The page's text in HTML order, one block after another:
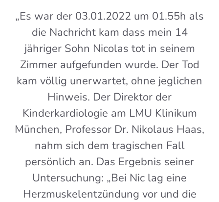
„Es war der 03.01.2022 um 01.55h als
die Nachricht kam dass mein 14
jähriger Sohn Nicolas tot in seinem
Zimmer aufgefunden wurde. Der Tod
kam völlig unerwartet, ohne jeglichen
Hinweis. Der Direktor der
Kinderkardiologie am LMU Klinikum
München, Professor Dr. Nikolaus Haas,
nahm sich dem tragischen Fall
persönlich an. Das Ergebnis seiner
Untersuchung: „Bei Nic lag eine
Herzmuskelentzündung vor und die